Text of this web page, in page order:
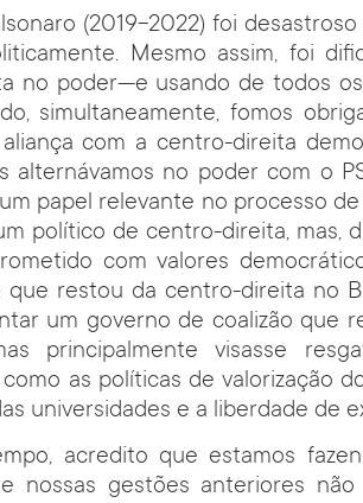
(2019-2022) foi
Mesmo assim, foi
no poder—e usando de todos
simultaneamente, fomos
com a centro-direita
alternávamos no poder com o
papel relevante no processo
político de centro-direita, mas,
com valores
que restou da centro-direita no
um governo de coalizão que
principalmente visasse
como as políticas de valorização
universidades e a liberdade de
acredito que estamos
nossas gestões anteriores